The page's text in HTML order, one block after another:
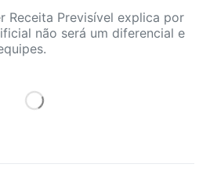
Receita Previsível explica por
não será um diferencial e